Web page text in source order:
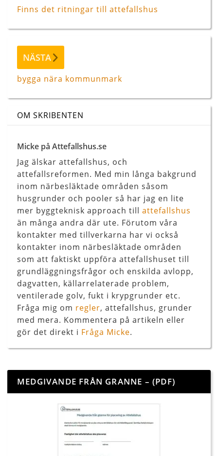
Finns det ritningar till attefallshus
Nästa
inlägg
NÄSTA
bygga nära kommunmark
OM SKRIBENTEN
Micke på Attefallshus.se
Jag älskar attefallshus, och
attefallsreformen. Med min långa bakgrund
inom närbesläktade områden såsom
husgrunder och pooler så har jag en lite
mer byggteknisk approach till attefallshus
än många andra där ute. Förutom våra
kontakter med tillverkarna har vi också
kontakter inom närbesläktade områden
som att faktiskt uppföra attefallshuset till
grundläggningsfrågor och enskilda avlopp,
dagvatten, källarrelaterade problem,
ventilerade golv, fukt i krypgrunder etc.
Fråga mig om regler, attefallshus, grunder
med mera. Kommentera på artikeln eller
gör det direkt i Fråga Micke.
MEDGIVANDE FRÅN GRANNE – (PDF)